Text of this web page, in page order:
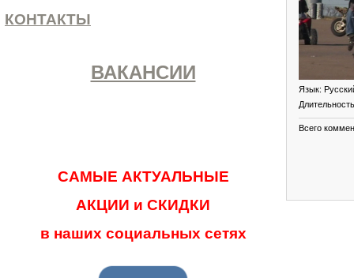
КОНТАКТЫ
ВАКАНСИИ
САМЫЕ АКТУАЛЬНЫЕ
АКЦИИ и СКИДКИ
в наших социальных сетях
Язык:
Всего